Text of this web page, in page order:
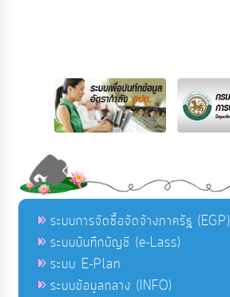
ระบบการจัดซื้อจัดจ้างภาครัฐ (EGP)
ระบบบันทึกบัญชี (e-Lass)
ระบบ E-Plan
ระบบข้อมูลกลาง (INFO)